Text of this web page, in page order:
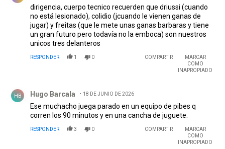
dirigencia, cuerpo tecnico recuerden que driussi (cuando
no está lesionado), colidio (jcuando le vienen ganas de
jugar) y freitas (que le mete unas ganas barbaras y tiene
un gran futuro pero todavía no la emboca) son nuestros
unicos tres delanteros
RESPONDER 1 0 COMPARTIR
MARCAR
COMO
INAPROPIADO
HB Hugo Barcala 18 DE JUNIO DE 2026
Ese muchacho juega parado en un equipo de pibes q
corren los 90 minutos y en una cancha de juguete.
RESPONDER 3 0 COMPARTIR
MARCAR
COMO
INAPROPIADO